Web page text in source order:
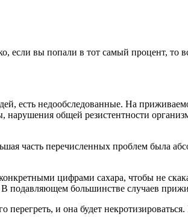
вы попали в тот самый процент, то
есть недообследованные. На
общей резистентности
часть перечисленных проблем была
цифрами сахара, чтобы не
подавляющем большинстве случаев
и она будет